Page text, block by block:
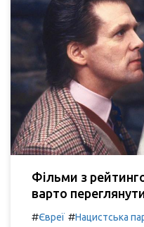
Фільми з
варто
#Євреї #Нацистська